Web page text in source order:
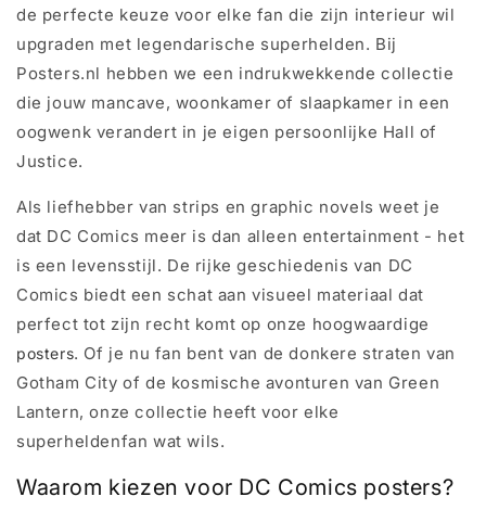
de perfecte keuze voor elke fan die zijn interieur wil
upgraden met legendarische superhelden. Bij
Posters.nl hebben we een indrukwekkende collectie
die jouw mancave, woonkamer of slaapkamer in een
oogwenk verandert in je eigen persoonlijke Hall of
Justice.
Als liefhebber van strips en graphic novels weet je
dat DC Comics meer is dan alleen entertainment - het
is een levensstijl. De rijke geschiedenis van DC
Comics biedt een schat aan visueel materiaal dat
perfect tot zijn recht komt op onze hoogwaardige
posters. Of je nu fan bent van de donkere straten van
Gotham City of de kosmische avonturen van Green
Lantern, onze collectie heeft voor elke
superheldenfan wat wils.
Waarom kiezen voor DC Comics posters?